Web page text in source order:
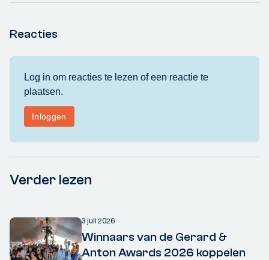
Reacties
Verder lezen
3 juli 2026
Winnaars van de Gerard &
Anton Awards 2026 koppelen